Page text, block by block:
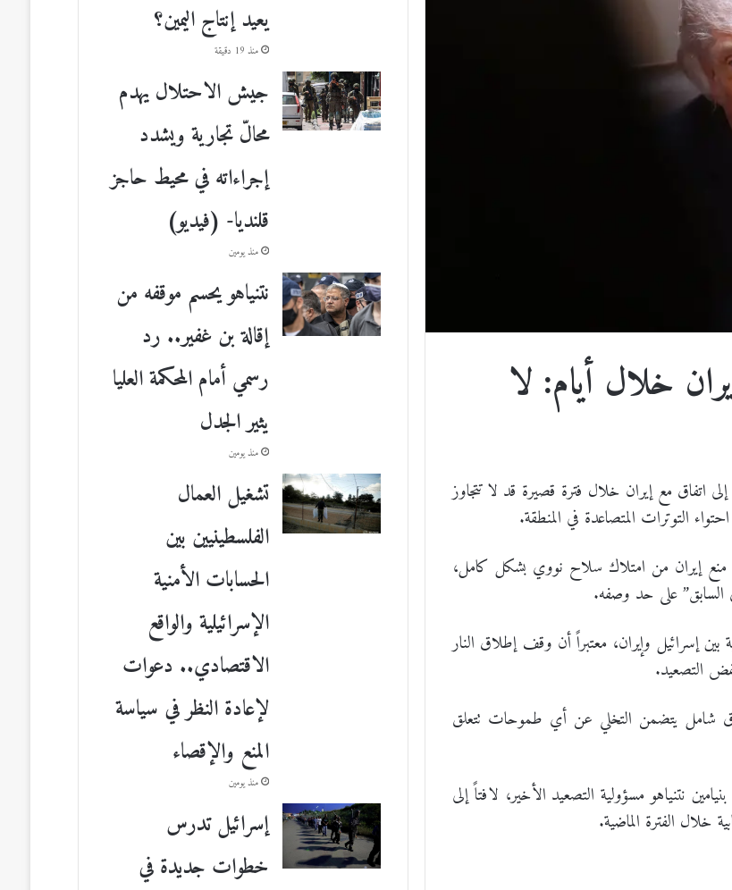
خلال أيام: لا
اتفاق مع إيران خلال فترة قصيرة قد لا تتجاوز
التوترات المتصاعدة في المنطقة.
منع إيران من امتلاك سلاح نووي بشكل كامل،
السابق” على حد وصفه.
إسرائيل وإيران، معتبراً أن وقف إطلاق النار
التصعيد.
شامل يتضمن التخلي عن أي طموحات تتعلق
نتنياهو مسؤولية التصعيد الأخير، لافتاً إلى
خلال الفترة الماضية.
يعيد إنتاج اليمين؟
منذ 19 دقيقة
جيش الاحتلال يهدم
محالّ تجارية ويشدد
إجراءاته في محيط حاجز
قلنديا- (فيديو)
منذ يومين
نتنياهو يحسم موقفه من
إقالة بن غفير.. رد
رسمي أمام المحكمة العليا
يثير الجدل
منذ يومين
تشغيل العمال
الفلسطينيين بين
الحسابات الأمنية
الإسرائيلية والواقع
الاقتصادي.. دعوات
لإعادة النظر في سياسة
المنع والإقصاء
منذ يومين
إسرائيل تدرس
خطوات جديدة في